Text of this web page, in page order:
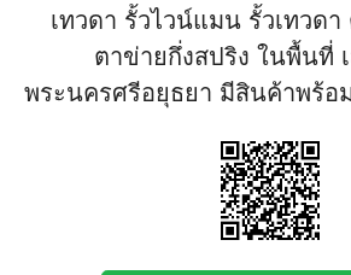
เทวดา รั้วไวน์แมน รั้วเทวด
ตาข่ายกึ่งสปริง ในพื้นที่
พระนครศรีอยุธยา มีสินค้าพร้อ